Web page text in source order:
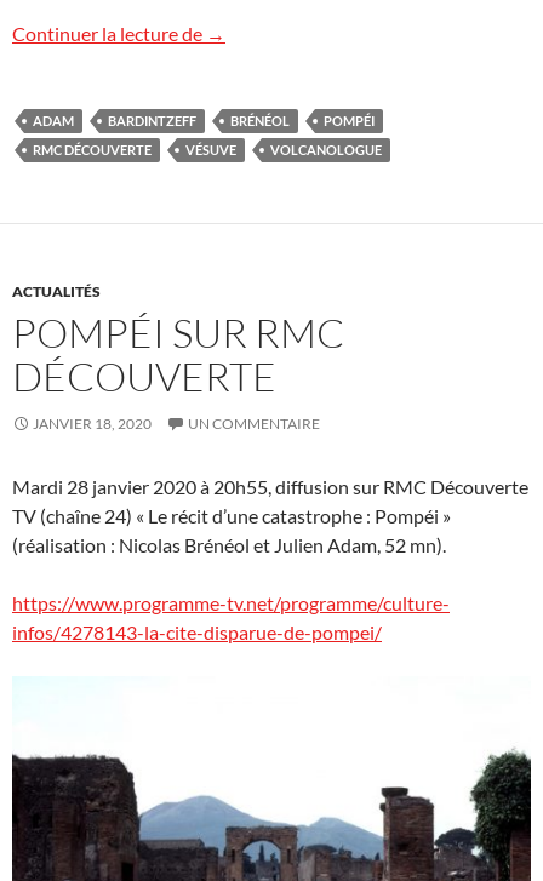
Continuer la lecture de Pompéi en replay
→
ADAM BARDINTZEFF BRÉNÉOL
POMPÉI
RMC DÉCOUVERTE
VÉSUVE VOLCANOLOGUE
ACTUALITÉS
POMPÉI SUR RMC
DÉCOUVERTE
JANVIER 18, 2020 UN COMMENTAIRE
Mardi 28 janvier 2020 à 20h55, diffusion sur RMC Découverte
TV (chaîne 24) « Le récit d’une catastrophe : Pompéi »
(réalisation : Nicolas Brénéol et Julien Adam, 52 mn).
https://www.programme-tv.net/programme/culture-
infos/4278143-la-cite-disparue-de-pompei/